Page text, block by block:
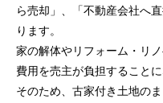
ら売却」、「不動産会社へ
ります。
家の解体やリフォーム・リ
費用を売主が負担することに
そのため、古家付き土地の